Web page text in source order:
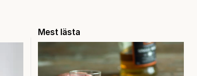
Mest lästa